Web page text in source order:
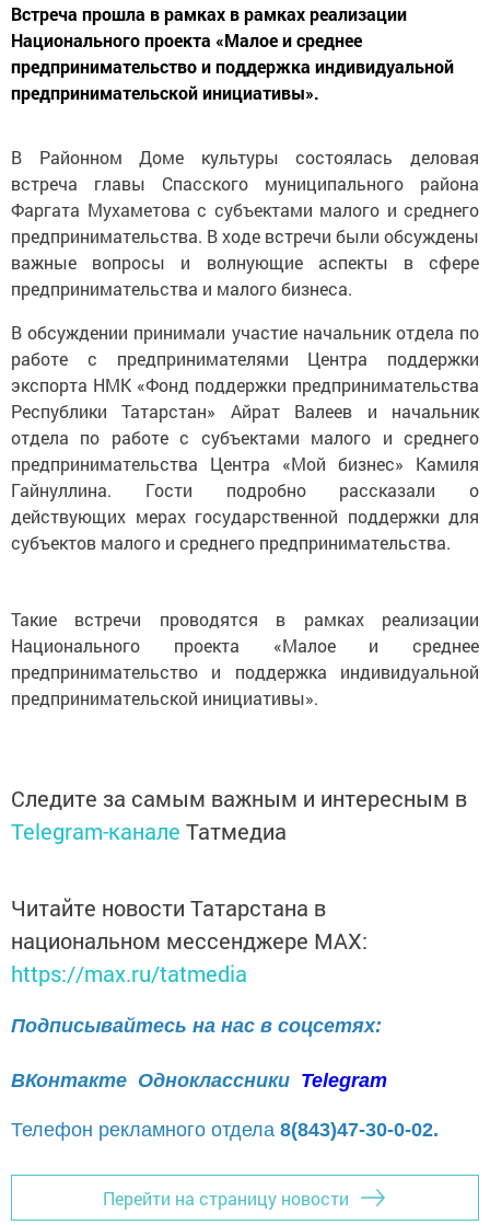
Встреча прошла в рамках в рамках реализации
Национального проекта «Малое и среднее
предпринимательство и поддержка индивидуальной
предпринимательской инициативы».
В Районном Доме культуры состоялась деловая
встреча главы Спасского муниципального района
Фаргата Мухаметова с субъектами малого и среднего
предпринимательства. В ходе встречи были обсуждены
важные вопросы и волнующие аспекты в сфере
предпринимательства и малого бизнеса.
В обсуждении принимали участие начальник отдела по
работе с предпринимателями Центра поддержки
экспорта НМК «Фонд поддержки предпринимательства
Республики Татарстан» Айрат Валеев и начальник
отдела по работе с субъектами малого и среднего
предпринимательства Центра «Мой бизнес» Камиля
Гайнуллина. Гости подробно рассказали о
действующих мерах государственной поддержки для
субъектов малого и среднего предпринимательства.
Такие встречи проводятся в рамках реализации
Национального проекта «Малое и среднее
предпринимательство и поддержка индивидуальной
предпринимательской инициативы».
Следите за самым важным и интересным в
Telegram-канале Татмедиа
Читайте новости Татарстана в
национальном мессенджере MАХ:
https://max.ru/tatmedia
Подписывайтесь на нас в соцсетях:
ВКонтакте Одноклассники Telegram
Телефон рекламного отдела 8(843)47-30-0-02.
Перейти на страницу новости